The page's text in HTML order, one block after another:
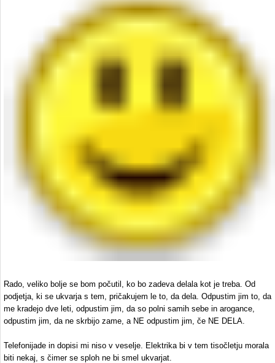
Rado, veliko bolje se bom počutil, ko bo zadeva delala kot je treba. Od
podjetja, ki se ukvarja s tem, pričakujem le to, da dela. Odpustim jim to, da
me kradejo dve leti, odpustim jim, da so polni samih sebe in arogance,
odpustim jim, da ne skrbijo zame, a NE odpustim jim, če NE DELA.
Telefonijade in dopisi mi niso v veselje. Elektrika bi v tem tisočletju morala
biti nekaj, s čimer se sploh ne bi smel ukvarjat.